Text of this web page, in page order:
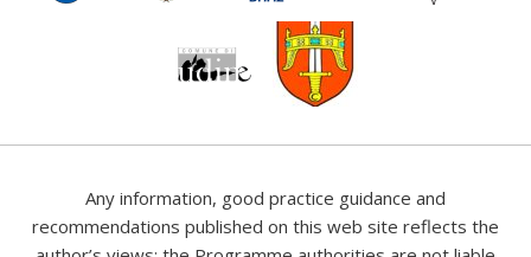
Any information, good practice guidance and
recommendations published on this web site reflects the